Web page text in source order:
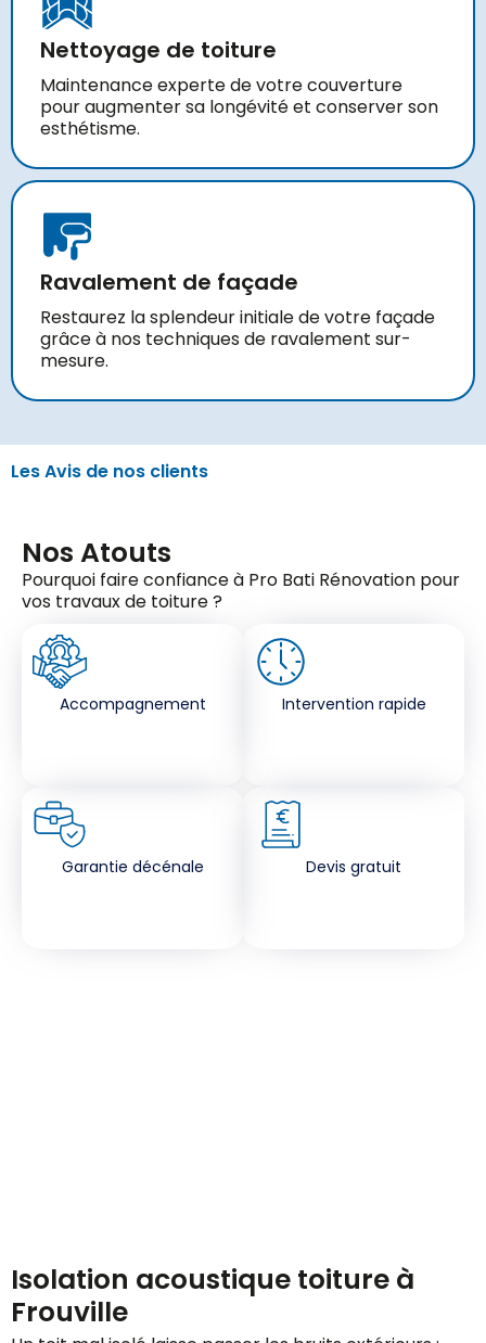
Nettoyage de toiture
Maintenance experte de votre couverture
pour augmenter sa longévité et conserver son
esthétisme.
Ravalement de façade
Restaurez la splendeur initiale de votre façade
grâce à nos techniques de ravalement sur-
mesure.
Les Avis de nos clients
Nos Atouts
Pourquoi faire confiance à Pro Bati Rénovation pour
vos travaux de toiture ?
Accompagnement Intervention rapide
Garantie décénale Devis gratuit
Isolation acoustique toiture à
Frouville